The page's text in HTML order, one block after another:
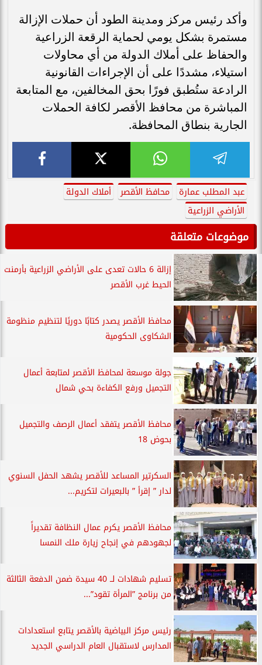
وأكد رئيس مركز ومدينة الطود أن حملات الإزالة
مستمرة بشكل يومي لحماية الرقعة الزراعية
والحفاظ على أملاك الدولة من أي محاولات
استيلاء، مشددًا على أن الإجراءات القانونية
الرادعة ستُطبق فورًا بحق المخالفين، مع المتابعة
المباشرة من محافظ الأقصر لكافة الحملات
الجارية بنطاق المحافظة.
عبد المطلب عمارة محافظ الأقصر
أملاك الدولة
الأراضي الزراعية
موضوعات متعلقة
إزالة 6 حالات تعدى على الأراضي الزراعية بأرمنت
الحيط غرب الأقصر
محافظ الأقصر يصدر كتابًا دوريًا لتنظيم منظومة
الشكاوى الحكومية
جولة موسعة لمحافظ الأقصر لمتابعة أعمال
التجميل ورفع الكفاءة بحي شمال
محافظ الأقصر يتفقد أعمال الرصف والتجميل
بحوض 18
السكرتير المساعد للأقصر يشهد الحفل السنوي
لدار ” إقرأ ” بالبعيرات لتكريم...
محافظ الأقصر يكرم عمال النظافة تقديراً
لجهودهم في إنجاح زيارة ملك النمسا
تسليم شهادات لــ 40 سيدة ضمن الدفعة الثالثة
من برنامج ”المرأة تقود”...
رئيس مركز البياضية بالأقصر يتابع استعدادات
المدارس لاستقبال العام الدراسي الجديد